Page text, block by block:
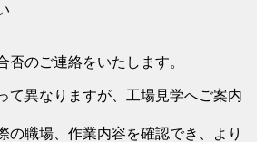
否のご連絡をいたします。
て異なりますが、工場見学へご案内
の職場、作業内容を確認でき、より